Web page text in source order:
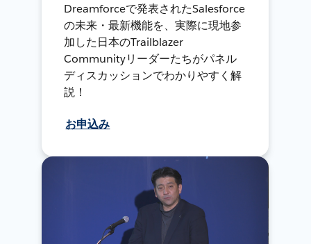
Dreamforceで発表されたSalesforce
の未来・最新機能を、実際に現地参
加した日本のTrailblazer
Communityリーダーたちがパネル
ディスカッションでわかりやすく解
説！
お申込み